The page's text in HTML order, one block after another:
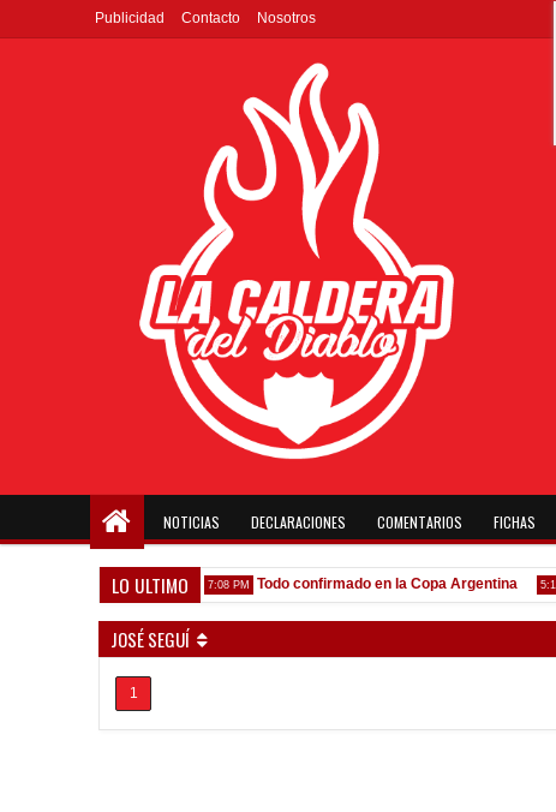
Publicidad Contacto Nosotros
NOTICIAS DECLARACIONES COMENTARIOS FICHAS
LO ULTIMO
venga gente nueva" 7:08 PM Todo confirmado en la Copa Argentina 5:13 PM
JOSÉ SEGUÍ
1